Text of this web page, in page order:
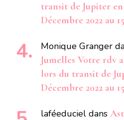
transit de Jupiter
Décembre 2022 au
Monique Granger
Jumelles Votre rdv
lors du transit de
Décembre 2022 au
laféeduciel dans